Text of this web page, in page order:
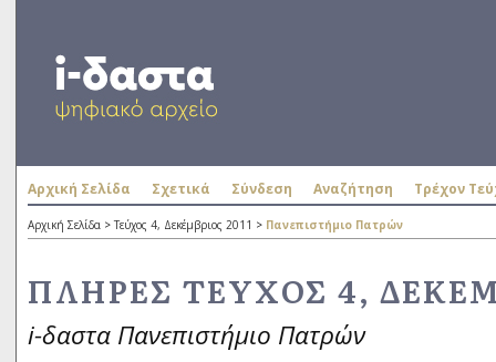
Αρχική Σελίδα Σχετικά Σύνδεση Αναζήτηση Τρέχον
Αρχική Σελίδα >Τεύχος 4, Δεκέμβριος 2011 > Πανεπιστήμιο Πατρών
ΠΛΉΡΕΣ ΤΕΎΧΟΣ 4,
i-δαστα Πανεπιστήμιο Πατρών